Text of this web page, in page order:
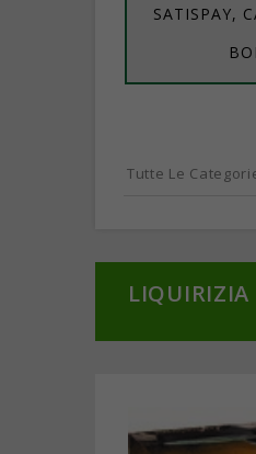
SATISPAY,
Tutte Le
LIQUIRIZIA